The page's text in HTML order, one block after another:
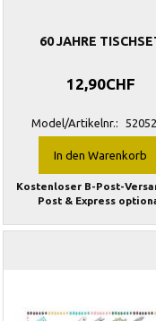
60 JAHRE
12,90CHF
Model/Artikelnr.:
In den Warenkorb
Kostenloser B-Post-
Post & Express